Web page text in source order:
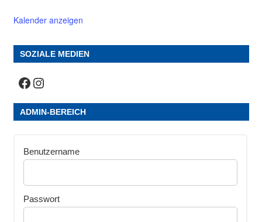
Kalender anzeigen
SOZIALE MEDIEN
Facebook
Instagram
ADMIN-BEREICH
Benutzername
Passwort